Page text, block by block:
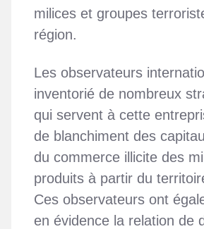
milices et groupes
région.
Les observateurs
inventorié de nombreux
qui servent à cette
de blanchiment des
du commerce illicite des
produits à partir du
Ces observateurs ont
en évidence la relation de